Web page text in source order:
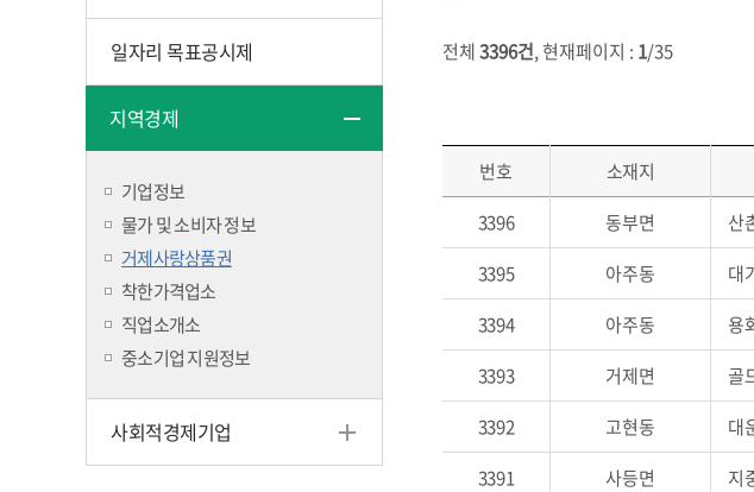
일자리 목표공시제
지역경제
기업정보
물가 및 소비자 정보
거제사랑상품권
착한가격업소
직업소개소
중소기업 지원정보
사회적경제기업
전체3396건, 현재페이지 : 1/35
번호 소재지
3396
동부면 산
3395
아주동 대
3394
아주동 용
3393
거제면 골
3392
고현동 대
3391
사등면 지